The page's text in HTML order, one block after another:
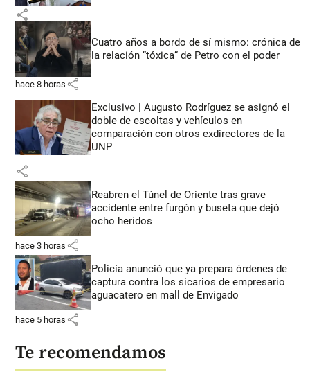
share
Cuatro años a bordo de sí mismo: crónica de
la relación “tóxica” de Petro con el poder
hace 8 horas share
Exclusivo | Augusto Rodríguez se asignó el
doble de escoltas y vehículos en
comparación con otros exdirectores de la
UNP
share
Reabren el Túnel de Oriente tras grave
accidente entre furgón y buseta que dejó
ocho heridos
hace 3 horas share
Policía anunció que ya prepara órdenes de
captura contra los sicarios de empresario
aguacatero en mall de Envigado
hace 5 horas share
Te recomendamos